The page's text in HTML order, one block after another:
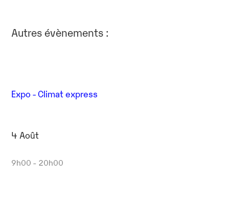
Autres évènements :
Expo - Climat express
4 Août
9h00 - 20h00